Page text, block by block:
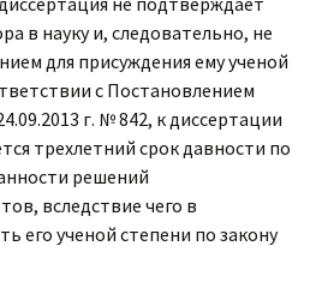
в науку и, следовательно, не
для присуждения ему ученой
с Постановлением
г. № 842, к диссертации
трехлетний срок давности по
решений
вследствие чего в
его ученой степени по закону